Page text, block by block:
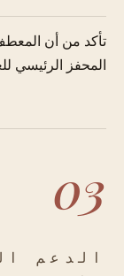
تأكد من أن
المحفز الرئيسي
03
الدعم